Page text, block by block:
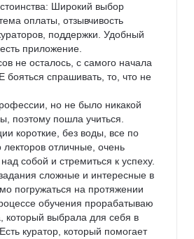
Широкий выбор
оплаты, отзывчивость
поддержки. Удобный
приложение.
не осталось, с самого начала
бояться спрашивать, то, что не
но не было никакой
поэтому пошла учиться.
короткие, без воды, все по
лекторов отличные, очень
собой и стремиться к успеху.
задания сложные и интересные в
погружаться на протяжении
обучения прорабатываю
который выбрала для себя в
куратор, который помогает